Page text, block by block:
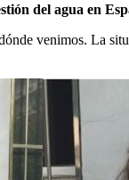
del agua en
venimos. La